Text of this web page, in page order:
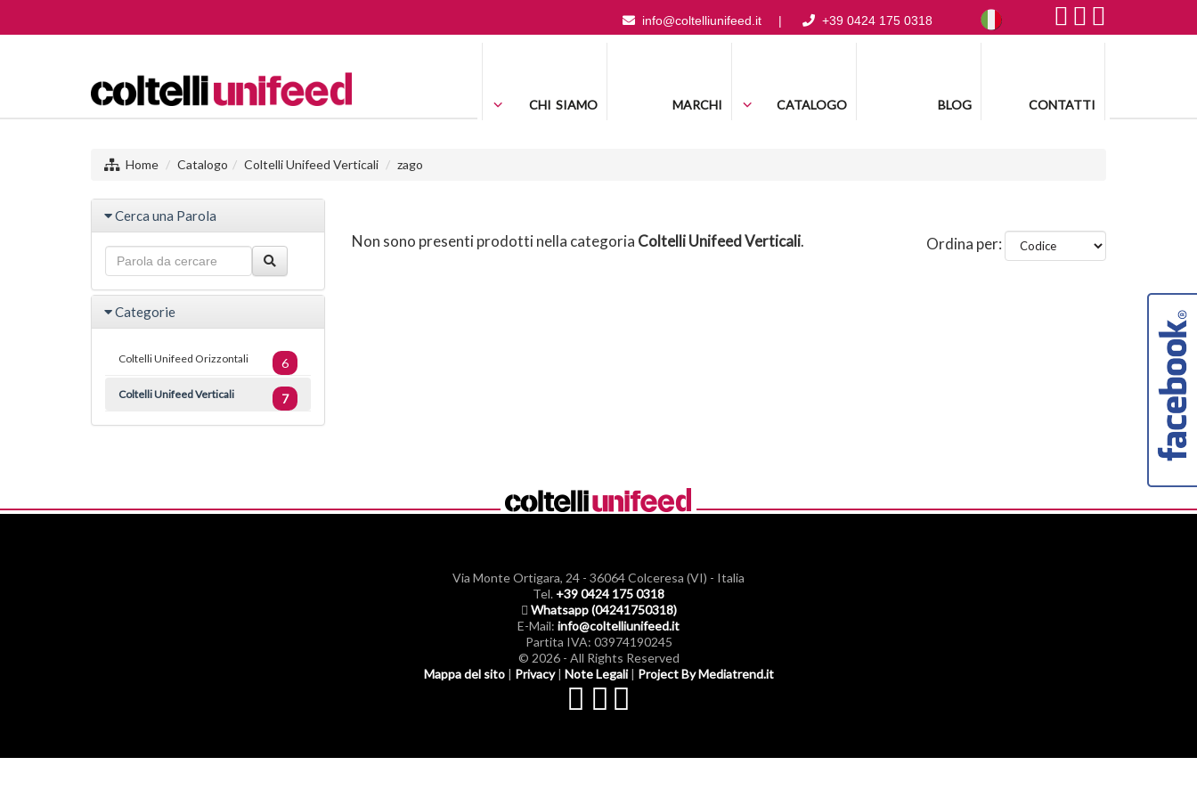
info@coltelliunifeed.it | +39 0424 175 0318
CHI SIAMO MARCHI CATALOGO BLOG CONTATTI
Home Catalogo Coltelli Unifeed Verticali zago
Non sono presenti prodotti nella categoria Coltelli Unifeed Verticali. Ordina per:
Cerca una Parola
Categorie
Coltelli Unifeed Orizzontali 6
Coltelli Unifeed Verticali 7
Via Monte Ortigara, 24 - 36064 Colceresa (VI) - Italia
Tel. +39 0424 175 0318
Whatsapp (04241750318)
E-Mail: info@coltelliunifeed.it
Partita IVA: 03974190245
© 2026 - All Rights Reserved
Mappa del sito| Privacy| Note Legali| Project By Mediatrend.it